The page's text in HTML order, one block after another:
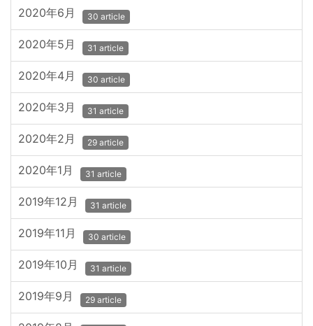
2020年6月 30 article
2020年5月 31 article
2020年4月 30 article
2020年3月 31 article
2020年2月 29 article
2020年1月 31 article
2019年12月 31 article
2019年11月 30 article
2019年10月 31 article
2019年9月 29 article